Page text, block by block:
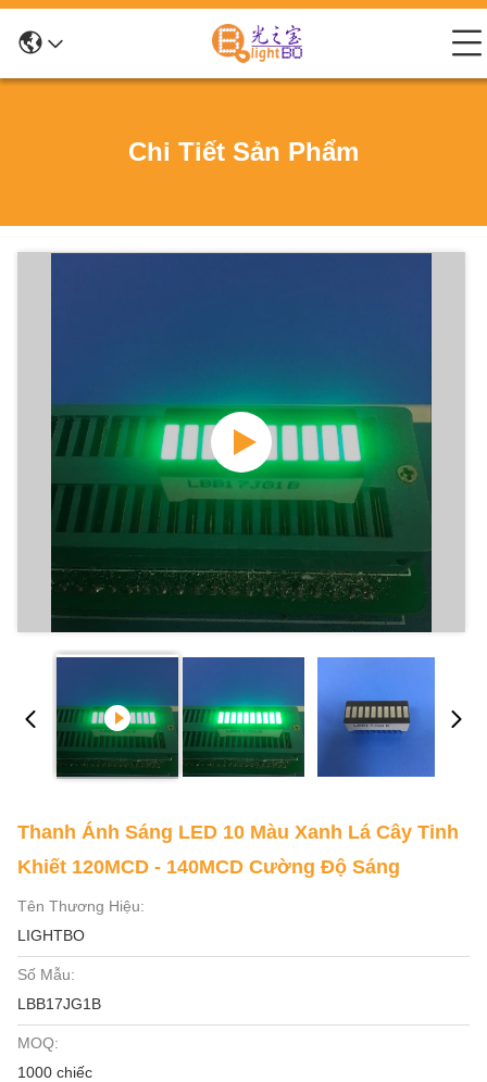
Chi Tiết Sản Phẩm
Thanh Ánh Sáng LED 10 Màu Xanh Lá Cây Tinh
Khiết 120MCD - 140MCD Cường Độ Sáng
Tên Thương Hiệu:
LIGHTBO
Số Mẫu:
LBB17JG1B
MOQ:
1000 chiếc